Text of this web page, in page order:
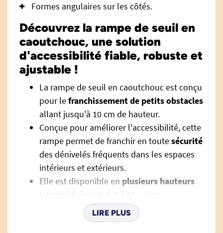
Formes angulaires sur les côtés.
Découvrez la rampe de seuil en
caoutchouc, une solution
d'accessibilité fiable, robuste et
ajustable !
La rampe de seuil en caoutchouc est conçu
pour lefranchissement de petits obstacles
allant jusqu'à 10 cm de hauteur.
Conçue pour améliorer l'accessibilité, cette
rampe permet de franchir en toutesécurité
des dénivelés fréquents dans les espaces
intérieurs et extérieurs.
Elle est disponible en plusieurs hauteurs
intermédiaires de 2,5 à 10 cm pour un
ajustement optimal en fonction de chaque
LIRE PLUS